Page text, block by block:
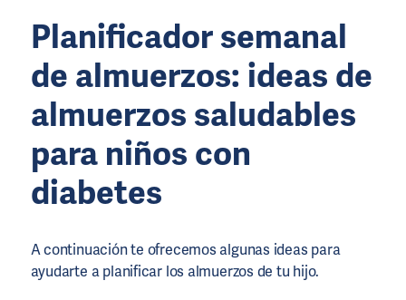
Planificador semanal
de almuerzos: ideas de
almuerzos saludables
para niños con
diabetes
A continuación te ofrecemos algunas ideas para
ayudarte a planificar los almuerzos de tu hijo.